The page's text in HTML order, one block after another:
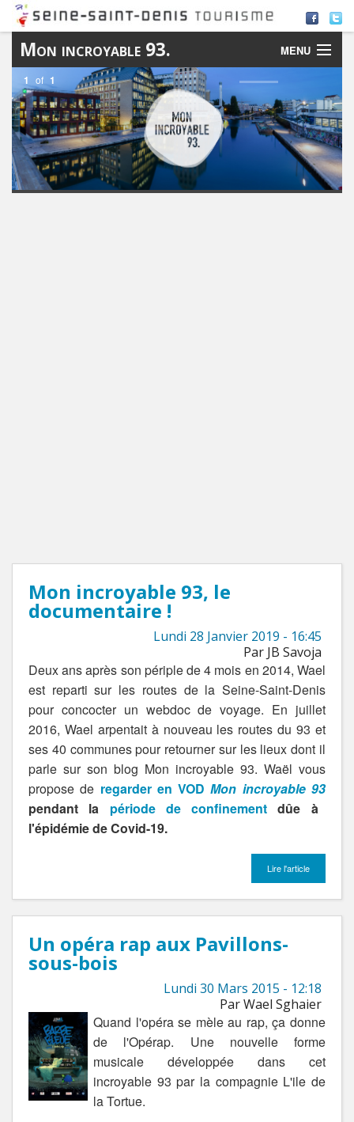
Mon incroyable 93. MENU
1 of 1
Mon incroyable 93, le
documentaire !
Lundi 28 Janvier 2019 - 16:45
Par JB Savoja
Deux ans après son périple de 4 mois en 2014, Wael
est reparti sur les routes de la Seine-Saint-Denis
pour concocter un webdoc de voyage. En juillet
2016, Wael arpentait à nouveau les routes du 93 et
ses 40 communes pour retourner sur les lieux dont il
parle sur son blog Mon incroyable 93. Waël vous
propose de regarder en VODMon incroyable 93
pendant la période de confinement dûe à
l'épidémie de Covid-19.
Lire l'article
Un opéra rap aux Pavillons-
sous-bois
Lundi 30 Mars 2015 - 12:18
Par Wael Sghaier
Quand l'opéra se mèle au rap, ça donne
de l'Opérap. Une nouvelle forme
musicale développée dans cet
incroyable 93 par la compagnie L'ile de
la Tortue.